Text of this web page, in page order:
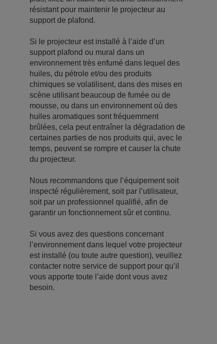
résistant pour maintenir le projecteur au
support de plafond.
Si le projecteur est installé à l’aide d’un
support plafond ou mural dans un
environnement très enfumé dans lequel des
huiles, du pétrole et/ou des produits
chimiques se volatilisent, dans des mises en
scène utilisant beaucoup de fumée ou de
mousse, ou dans un environnement où des
huiles aromatiques sont fréquemment
brûlées, cela peut entraîner la dégradation de
certaines parties de nos produits qui, avec le
temps, peuvent se rompre et causer la chute
du projecteur.
Nous recommandons que l’équipement soit
inspecté régulièrement, soit par l’utilisateur,
soit par un professionnel qualifié, afin de
garantir un fonctionnement sûr et continu.
Si vous avez des questions concernant
l’environnement dans lequel votre projecteur
est installé (ou toute autre question), veuillez
contacter notre service de support pour qu’il
vous apporte toute l’aide dont vous avez
besoin.